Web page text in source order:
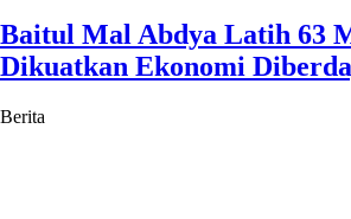
Baitul Mal Abdya Latih 63
Dikuatkan Ekonomi
Berita